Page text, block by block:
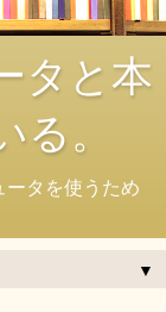
タと本
。
タを使うため
▼